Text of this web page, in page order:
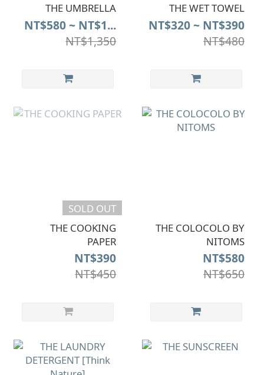
THE UMBRELLA
NT$580 ~ NT$1...
NT$1,350
THE WET TOWEL
NT$320 ~ NT$390
NT$480
SOLD OUT
THE COOKING
PAPER
NT$390
NT$450
THE COLOCOLO BY
NITOMS
NT$580
NT$650